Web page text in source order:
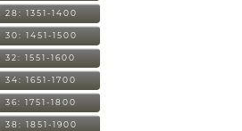
28: 1351-1400
30: 1451-1500
32: 1551-1600
34: 1651-1700
36: 1751-1800
38: 1851-1900